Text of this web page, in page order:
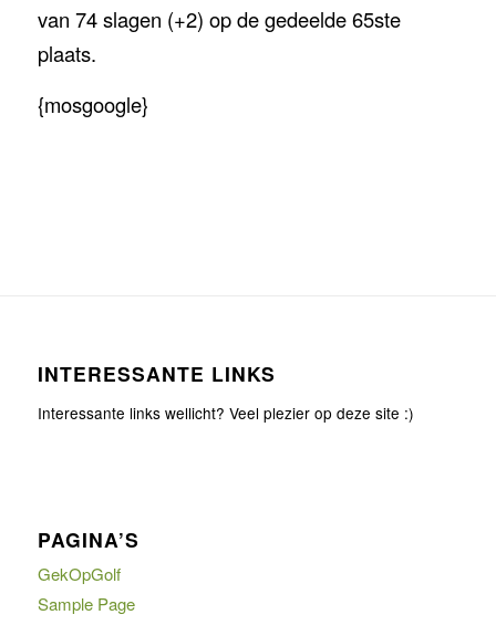
van 74 slagen (+2) op de gedeelde 65ste
plaats.
{mosgoogle}
INTERESSANTE LINKS
Interessante links wellicht? Veel plezier op deze site :)
PAGINA’S
GekOpGolf
Sample Page